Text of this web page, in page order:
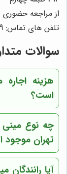
از مراجعه
تلفن های تماس: 88815169 & 88813689
سوالات
هزینه
است؟
چه نوع مینی
تهران موجود
آیا